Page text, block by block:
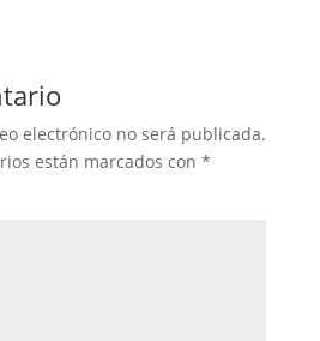
electrónico no será publicada.
están marcados con *